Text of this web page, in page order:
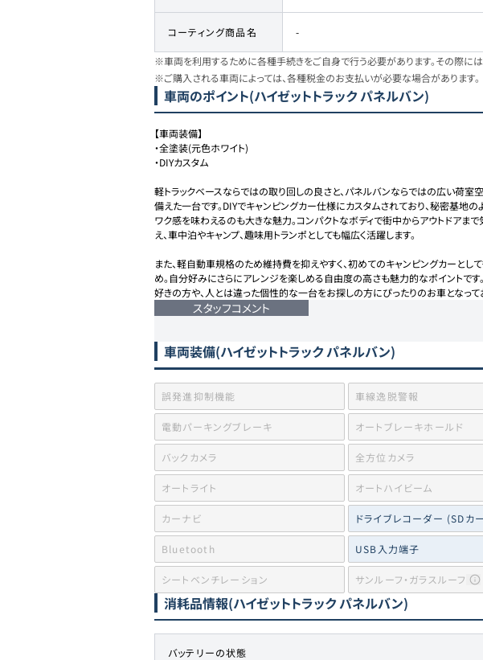
コーティング商品名 -
※車両を利用するために各種手続きをご自身で行う必要があります。その際には
※ご購入される車両によっては、各種税金のお支払いが必要な場合があります。
車両のポイント(ハイゼットトラック パネルバン)
【車両装備】
・全塗装(元色ホワイト)
・DIYカスタム
軽トラックベースならではの取り回しの良さと、パネルバンならではの広い荷室
備えた一台です。DIYでキャンピングカー仕様にカスタムされており、秘密基地の
ワク感を味わえるのも大きな魅力。コンパクトなボディで街中からアウトドアま
え、車中泊やキャンプ、趣味用トランポとしても幅広く活躍します。
また、軽自動車規格のため維持費を抑えやすく、初めてのキャンピングカーとし
め。自分好みにさらにアレンジを楽しめる自由度の高さも魅力的なポイントです
スタッフコメント
車両装備(ハイゼットトラック パネルバン)
誤発進抑制機能 車線逸脱警報
電動パーキングブレーキ オートブレーキホールド
バックカメラ 全方位カメラ
オートライト オートハイビーム
カーナビ ドライブレコーダー (SDカ
Bluetooth USB入力端子
シートベンチレーション サンルーフ・ガラスルーフ
消耗品情報(ハイゼットトラック パネルバン)
バッテリーの状態